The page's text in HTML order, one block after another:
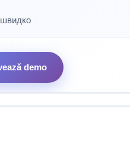
demo